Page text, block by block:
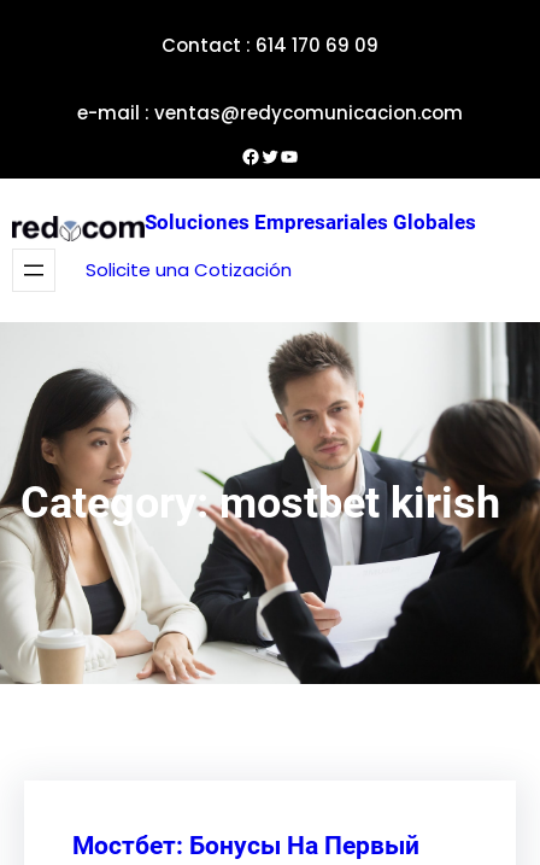
Contact : 614 170 69 09
e-mail : ventas@redycomunicacion.com
Facebook
Twitter
YouTube
Soluciones Empresariales Globales
Solicite una Cotización
Category:mostbet kirish
Мостбет: Бонусы На Первый